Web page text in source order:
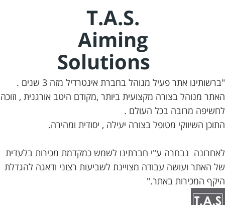
נגישות
אתרים
בלוג
אודותינו
צור
קשר
T.A.S.
Aiming
Solutions
"ברשותינו אתר פעיל מנוהל בחברת אינטרדיל מזה 3 שנים .
האתר מנוהל בצורה מקצועית ביותר ,מקודם היטב אורגנית , וזוכה
לחשיפה מרובה בכל העולם .
התוכן השיווקי מטופל בצורה יעילה , יסודית ומהירה.
לאחרונה נבחרה ע"י חברתינו לשמש כמקדמת מכירות בלעדית
של האתר ועושה עבודה מצויינת לשביעות רצוני ודאגה להגדלת
היקף המכירות באתר."